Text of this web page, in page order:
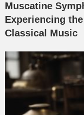
Muscatine
Experiencing
Classical Music